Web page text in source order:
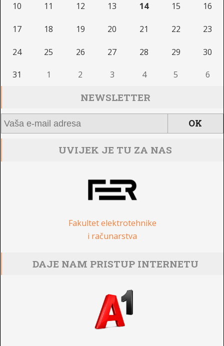
10 11 12 13 14 15 16
17 18 19 20 21 22 23
24 25 26 27 28 29 30
31 1 2 3 4 5 6
NEWSLETTER
UVIJEK JE TU ZA NAS
Fakultet elektrotehnike
i računarstva
DAJE NAM PRISTUP INTERNETU